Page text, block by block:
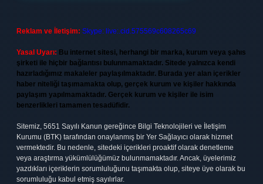
Reklam ve İletişim: Skype: live:.cid.575569c608265c69
Yasal Uyarı: Bu internet sitesi, herhangi bir marka, kurum veya şahıs
şirketi ile hiçbir bağlantısı bulunmamaktadır. Sitede yalnızca kendi
hazırladığımız makaleler paylaşılmaktadır. Burada yer alan içerikler
haber niteliği taşımamakta olup, gerçek kurum ve kişiler hakkında
paylaşım yapılmamaktadır. Gerçek kurum ve kişiler ile isim
benzerlikleri tamamen tesadüfidir.
Sitemiz, 5651 Sayılı Kanun gereğince Bilgi Teknolojileri ve İletişim
Kurumu (BTK) tarafından onaylanmış bir Yer Sağlayıcı olarak hizmet
vermektedir. Bu nedenle, sitedeki içerikleri proaktif olarak denetleme
veya araştırma yükümlülüğümüz bulunmamaktadır. Ancak, üyelerimiz
yazdıkları içeriklerin sorumluluğunu taşımakta olup, siteye üye olarak bu
sorumluluğu kabul etmiş sayılırlar.